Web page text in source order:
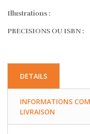
Illustrations :
PRECISIONS OU ISBN :
DETAILS
INFORMATIONS
LIVRAISON